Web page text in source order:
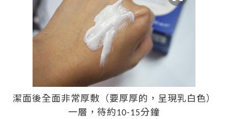
潔面後全面非常厚敷（要厚厚的，呈現乳白色）
一層，待約10-15分鐘